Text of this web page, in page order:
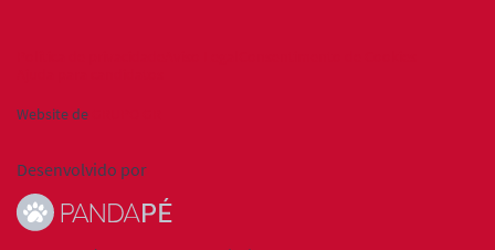
Website de
Desenvolvido por